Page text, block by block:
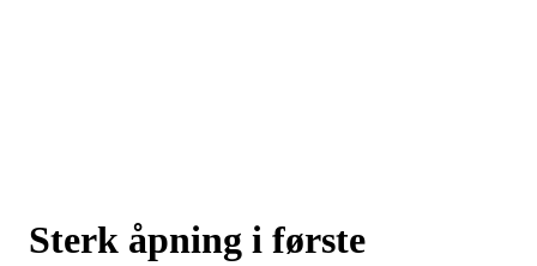
Sterk åpning i første